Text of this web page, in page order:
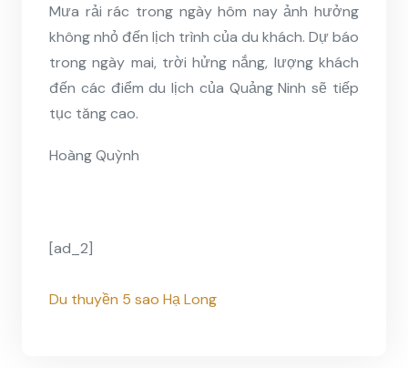
Mưa rải rác trong ngày hôm nay ảnh hưởng
không nhỏ đến lịch trình của du khách. Dự báo
trong ngày mai, trời hửng nắng, lượng khách
đến các điểm du lịch của Quảng Ninh sẽ tiếp
tục tăng cao.
Hoàng Quỳnh
[ad_2]
Du thuyền 5 sao Hạ Long